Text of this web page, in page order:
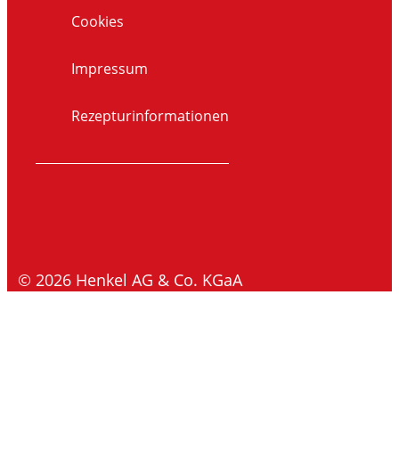
Cookies
Impressum
Rezepturinformationen
© 2026 Henkel AG & Co. KGaA